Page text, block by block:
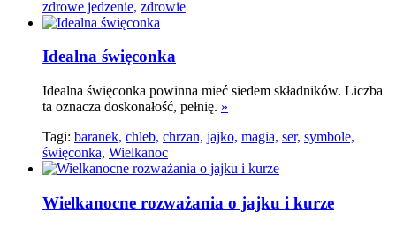
zdrowe jedzenie, zdrowie
Idealna święconka
Idealna święconka powinna mieć siedem składników. Liczba
ta oznacza doskonałość, pełnię. »
Tagi: baranek, chleb, chrzan, jajko, magia, ser, symbole,
święconka, Wielkanoc
Wielkanocne rozważania o jajku i kurze